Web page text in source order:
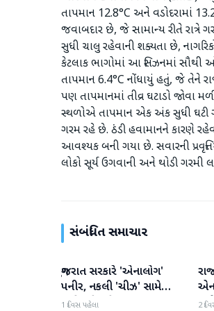
તાપમાન 12.8°C અને વડોદરામાં
જવાબદાર છે, જે સામાન્ય રીતે રાત્રે
સુધી ચાલુ રહેવાની શક્યતા છે,
કેટલાક ભાગોમાં આ સિઝનમાં સૌથી
તાપમાન 6.4°C નોંધાયું હતું, જે તેને
પણ તાપમાનમાં તીવ્ર ઘટાડો જોવા
સ્થળોએ તાપમાન એક અંક સુધી ઘટી
ગરમ રહે છે. ઠંડી હવામાનને કારણે
આવશ્યક બની ગયા છે. સવારની
લોકો સૂર્ય ઉગવાની અને થોડી ગરમી
સંબંધિત સમાચાર
ગુજરાત
ગુજરાત સરકારે 'એનાલોગ'
પનીર, નકલી 'ચીઝ' સામે
કાર્યવાહી કરી
1 દિવસ પહેલા
અને
2